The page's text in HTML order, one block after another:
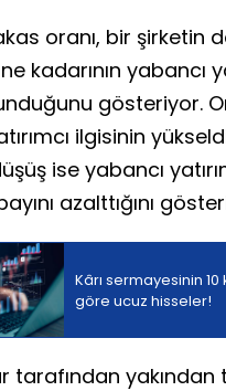
oranı, bir şirketin
kadarının yabancı
gösteriyor.
ilgisinin
ise yabancı
azalttığını
Kârı sermayesinin 10
göre ucuz hisseler!
tarafından